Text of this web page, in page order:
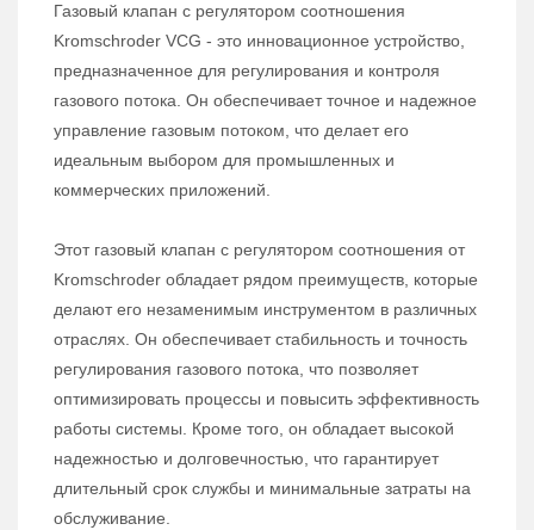
Газовый клапан с регулятором соотношения
Kromschroder VCG - это инновационное устройство,
предназначенное для регулирования и контроля
газового потока. Он обеспечивает точное и надежное
управление газовым потоком, что делает его
идеальным выбором для промышленных и
коммерческих приложений.
Этот газовый клапан с регулятором соотношения от
Kromschroder обладает рядом преимуществ, которые
делают его незаменимым инструментом в различных
отраслях. Он обеспечивает стабильность и точность
регулирования газового потока, что позволяет
оптимизировать процессы и повысить эффективность
работы системы. Кроме того, он обладает высокой
надежностью и долговечностью, что гарантирует
длительный срок службы и минимальные затраты на
обслуживание.